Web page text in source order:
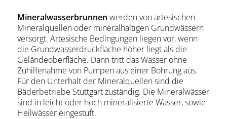
Mineralwasserbrunnen werden von artesischen
Mineralquellen oder mineralhaltigen Grundwässern
versorgt. Artesische Bedingungen liegen vor, wenn
die Grundwasserdruckfläche höher liegt als die
Geländeoberfläche. Dann tritt das Wasser ohne
Zuhilfenahme von Pumpen aus einer Bohrung aus.
Für den Unterhalt der Mineralquellen sind die
Bäderbetriebe Stuttgart zuständig. Die Mineralwässer
sind in leicht oder hoch mineralisierte Wässer, sowie
Heilwässer eingestuft.